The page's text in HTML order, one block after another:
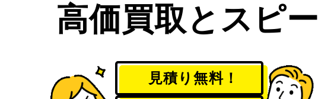
高価買取とスピ
見積り無料！